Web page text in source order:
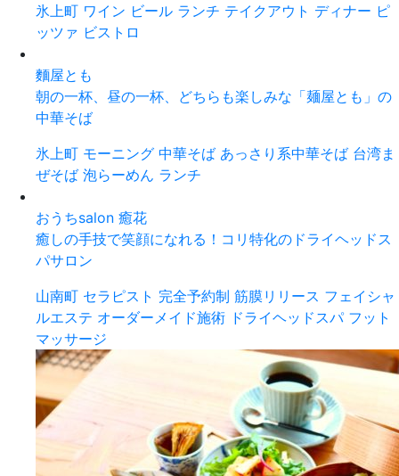
氷上町 ワイン ビール ランチ テイクアウト ディナー ピ
ッツァ ビストロ
麵屋とも
朝の一杯、昼の一杯、どちらも楽しみな「麺屋とも」の
中華そば
氷上町 モーニング 中華そば あっさり系中華そば 台湾ま
ぜそば 泡らーめん ランチ
おうちsalon 癒花
癒しの手技で笑顔になれる！コリ特化のドライヘッドス
パサロン
山南町 セラピスト 完全予約制 筋膜リリース フェイシャ
ルエステ オーダーメイド施術 ドライヘッドスパ フット
マッサージ